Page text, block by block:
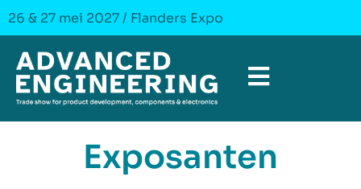
26 & 27 mei 2027 / Flanders Expo
Exposanten